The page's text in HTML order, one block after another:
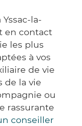
la-
en contact
les plus
à vos
de vie
de la vie
ou
rassurante
conseiller